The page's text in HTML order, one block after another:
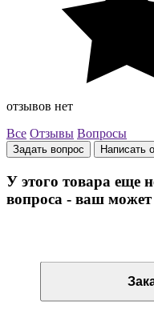
отзывов нет
Все Отзывы Вопросы
Задать вопрос Написать
У этого товара еще
вопроса - ваш